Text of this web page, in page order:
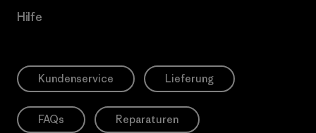
Hilfe
Kundenservice Lieferung
FAQs Reparaturen